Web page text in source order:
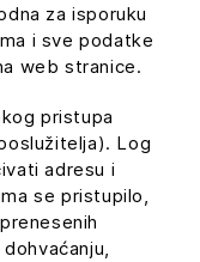
za isporuku
i sve podatke
web stranice.
pristupa
Log
adresu i
se pristupilo,